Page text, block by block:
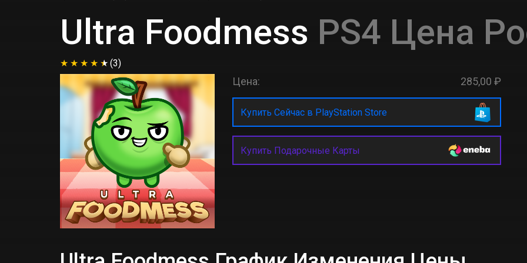
Ultra Foodmess PS4 Цена
(3)
Цена: 285,00 ₽
Купить Сейчас в PlayStation Store
Купить Подарочные Карты